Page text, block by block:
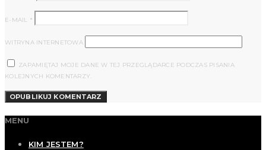
E-MAIL *
WITRYNA INTERNETOWA
ZAPAMIĘTAJ MOJE DANE W TEJ PRZEGLĄDARCE PODCZAS PISANIA
KOLEJNYCH KOMENTARZY.
MENU
KIM JESTEM?